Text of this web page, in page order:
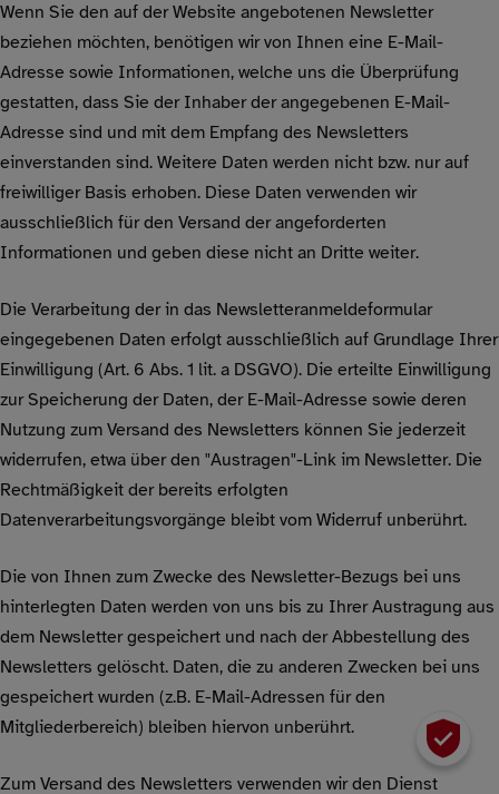
Wenn Sie den auf der Website angebotenen Newsletter
beziehen möchten, benötigen wir von Ihnen eine E-Mail-
Adresse sowie Informationen, welche uns die Überprüfung
gestatten, dass Sie der Inhaber der angegebenen E-Mail-
Adresse sind und mit dem Empfang des Newsletters
einverstanden sind. Weitere Daten werden nicht bzw. nur auf
freiwilliger Basis erhoben. Diese Daten verwenden wir
ausschließlich für den Versand der angeforderten
Informationen und geben diese nicht an Dritte weiter.
Die Verarbeitung der in das Newsletteranmeldeformular
eingegebenen Daten erfolgt ausschließlich auf Grundlage Ihrer
Einwilligung (Art. 6 Abs. 1 lit. a DSGVO). Die erteilte Einwilligung
zur Speicherung der Daten, der E-Mail-Adresse sowie deren
Nutzung zum Versand des Newsletters können Sie jederzeit
widerrufen, etwa über den "Austragen"-Link im Newsletter. Die
Rechtmäßigkeit der bereits erfolgten
Datenverarbeitungsvorgänge bleibt vom Widerruf unberührt.
Die von Ihnen zum Zwecke des Newsletter-Bezugs bei uns
hinterlegten Daten werden von uns bis zu Ihrer Austragung aus
dem Newsletter gespeichert und nach der Abbestellung des
Newsletters gelöscht. Daten, die zu anderen Zwecken bei uns
gespeichert wurden (z.B. E-Mail-Adressen für den
Mitgliederbereich) bleiben hiervon unberührt.
Zum Versand des Newsletters verwenden wir den Dienst